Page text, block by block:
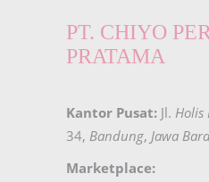
PT. CHIYO
PRATAMA
Kantor Pusat: Jl. Holis
34, Bandung, Jawa
Marketplace: